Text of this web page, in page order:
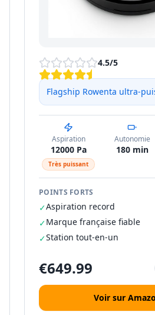
4.5/5
Flagship Rowenta ultra-
Aspiration
12000 Pa
Très puissant
Autonomie
180 min
POINTS FORTS
✓Aspiration record
✓Marque française fiable
✓Station tout-en-un
€649.99
Voir sur